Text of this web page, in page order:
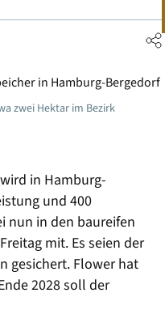
zwei Hektar im Bezirk
in Hamburg-
und 400
nun in den baureifen
mit. Es seien der
gesichert. Flower hat
2028 soll der